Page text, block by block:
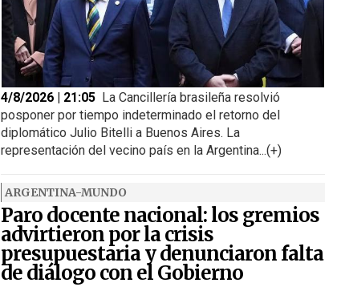
4/8/2026 | 21:05 La Cancillería brasileña resolvió
posponer por tiempo indeterminado el retorno del
diplomático Julio Bitelli a Buenos Aires. La
representación del vecino país en la Argentina...(+)
ARGENTINA-MUNDO
Paro docente nacional: los gremios
advirtieron por la crisis
presupuestaria y denunciaron falta
de diálogo con el Gobierno